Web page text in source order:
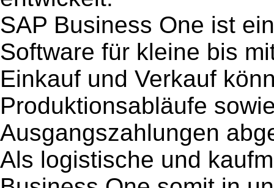
SAP Business One ist
Software für kleine bis
Einkauf und Verkauf
Produktionsabläufe
Ausgangszahlungen
Als logistische und